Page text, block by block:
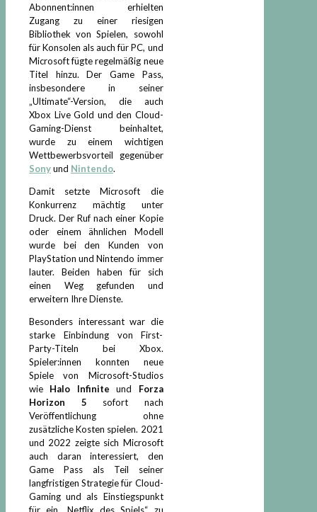
Abonnent:innen erhielten
Zugang zu einer riesigen
Bibliothek von Spielen, sowohl
für Konsolen als auch für PC, und
Microsoft fügte regelmäßig neue
Titel hinzu. Der Game Pass,
insbesondere in seiner
„Ultimate“-Version, die auch
Xbox Live Gold und den Cloud-
Gaming-Dienst beinhaltet,
wurde zu einem wichtigen
Wettbewerbsvorteil gegenüber
Sonyund Nintendo.
Damit setzte Microsoft die
Konkurrenz mächtig unter
Druck. Der Ruf nach einer Kopie
oder einem ähnlichen Modell
wurde bei den Kunden von
PlayStation und Nintendo immer
lauter. Beiden haben für sich
einen Weg gefunden und
erweitern Ihre Dienste.
Besonders interessant war die
starke Einbindung von First-
Party-Titeln bei Xbox.
Spieler:innen konnten neue
Spiele von Microsoft-Studios
wie Halo Infinite und Forza
Horizon 5 sofort nach
Veröffentlichung ohne
zusätzliche Kosten spielen. 2021
und 2022 zeigte sich Microsoft
auch daran interessiert, den
Game Pass als Teil seiner
langfristigen Strategie für Cloud-
Gaming und als Einstiegspunkt
für ein „Netflix des Spiels“ zu